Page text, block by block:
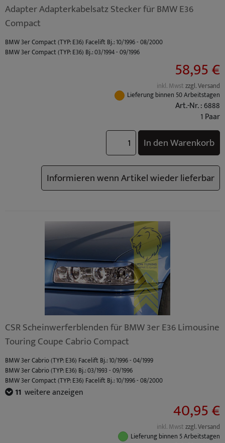
Adapter Adapterkabelsatz Stecker für BMW E36
Compact
BMW 3er Compact (TYP: E36) Facelift Bj.: 10/1996 - 08/2000
BMW 3er Compact (TYP: E36) Bj.: 03/1994 - 09/1996
58,95 €
inkl. Mwstzzgl. Versand
Lieferung binnen 50 Arbeitstagen
Art.-Nr. : 6888
1 Paar
In den Warenkorb
Informieren wenn Artikel wieder lieferbar
CSR Scheinwerferblenden für BMW 3er E36 Limousine
Touring Coupe Cabrio Compact
BMW 3er Cabrio (TYP: E36) Facelift Bj.: 10/1996 - 04/1999
BMW 3er Cabrio (TYP: E36) Bj.: 03/1993 - 09/1996
BMW 3er Compact (TYP: E36) Facelift Bj.: 10/1996 - 08/2000
BMW 3er Compact (TYP: E36) Bj.: 03/1994 - 09/1996
BMW 3er Limousine (TYP: E36) Bj.: 09/1990 - 09/1996
11 weitere anzeigen
40,95 €
inkl. Mwstzzgl. Versand
Lieferung binnen 5 Arbeitstagen